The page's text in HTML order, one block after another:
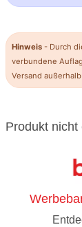
Hinweis - Durch
verbundene
Versand
Produkt nicht